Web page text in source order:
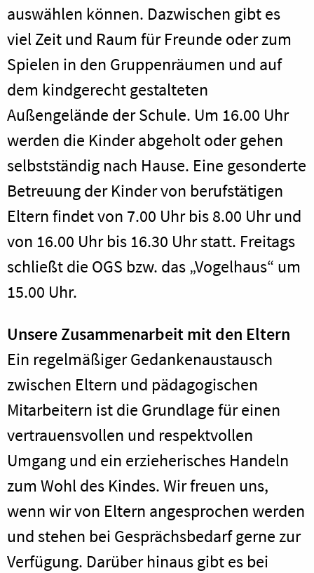
auswählen können. Dazwischen gibt es
viel Zeit und Raum für Freunde oder zum
Spielen in den Gruppenräumen und auf
dem kindgerecht gestalteten
Außengelände der Schule. Um 16.00 Uhr
werden die Kinder abgeholt oder gehen
selbstständig nach Hause. Eine gesonderte
Betreuung der Kinder von berufstätigen
Eltern findet von 7.00 Uhr bis 8.00 Uhr und
von 16.00 Uhr bis 16.30 Uhr statt. Freitags
schließt die OGS bzw. das „Vogelhaus“ um
15.00 Uhr.
Unsere Zusammenarbeit mit den Eltern
Ein regelmäßiger Gedankenaustausch
zwischen Eltern und pädagogischen
Mitarbeitern ist die Grundlage für einen
vertrauensvollen und respektvollen
Umgang und ein erzieherisches Handeln
zum Wohl des Kindes. Wir freuen uns,
wenn wir von Eltern angesprochen werden
und stehen bei Gesprächsbedarf gerne zur
Verfügung. Darüber hinaus gibt es bei